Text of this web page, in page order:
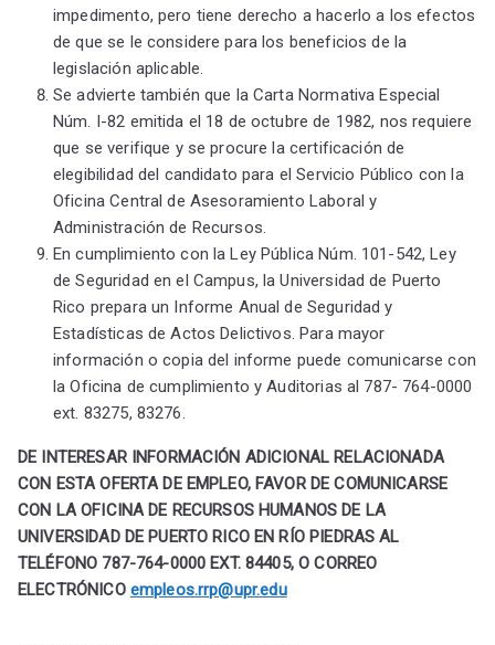
impedimento, pero tiene derecho a hacerlo a los efectos
de que se le considere para los beneficios de la
legislación aplicable.
Se advierte también que la Carta Normativa Especial
Núm. I-82 emitida el 18 de octubre de 1982, nos requiere
que se verifique y se procure la certificación de
elegibilidad del candidato para el Servicio Público con la
Oficina Central de Asesoramiento Laboral y
Administración de Recursos.
En cumplimiento con la Ley Pública Núm. 101-542, Ley
de Seguridad en el Campus, la Universidad de Puerto
Rico prepara un Informe Anual de Seguridad y
Estadísticas de Actos Delictivos. Para mayor
información o copia del informe puede comunicarse con
la Oficina de cumplimiento y Auditorias al 787- 764-0000
ext. 83275, 83276.
DE INTERESAR INFORMACIÓN ADICIONAL RELACIONADA
CON ESTA OFERTA DE EMPLEO, FAVOR DE COMUNICARSE
CON LA OFICINA DE RECURSOS HUMANOS DE LA
UNIVERSIDAD DE PUERTO RICO EN RÍO PIEDRAS AL
TELÉFONO 787-764-0000 EXT. 84405, O CORREO
ELECTRÓNICO empleos.rrp@upr.edu